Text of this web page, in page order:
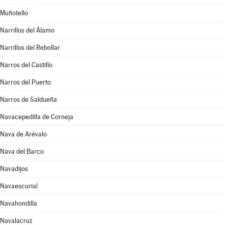
Muñotello
Narrillos del Álamo
Narrillos del Rebollar
Narros del Castillo
Narros del Puerto
Narros de Saldueña
Navacepedilla de Corneja
Nava de Arévalo
Nava del Barco
Navadijos
Navaescurial
Navahondilla
Navalacruz